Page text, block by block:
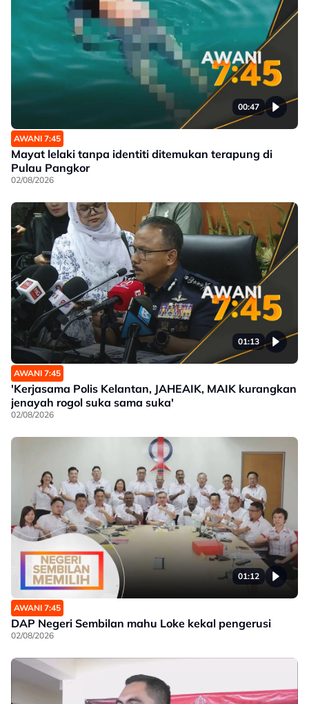
00:47
AWANI 7:45
Mayat lelaki tanpa identiti ditemukan terapung di
Pulau Pangkor
02/08/2026
01:13
AWANI 7:45
'Kerjasama Polis Kelantan, JAHEAIK, MAIK kurangkan
jenayah rogol suka sama suka'
02/08/2026
01:12
AWANI 7:45
DAP Negeri Sembilan mahu Loke kekal pengerusi
02/08/2026